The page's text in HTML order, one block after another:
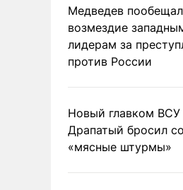
Медведев пообещал
возмездие
лидерам за
против России
Новый главком ВСУ
Драпатый бросил
«мясные штурмы»